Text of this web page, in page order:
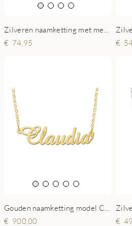
74,95
900,00